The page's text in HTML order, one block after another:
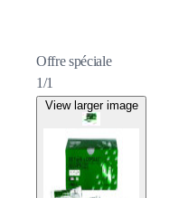
Offre spéciale
1/1
View larger image